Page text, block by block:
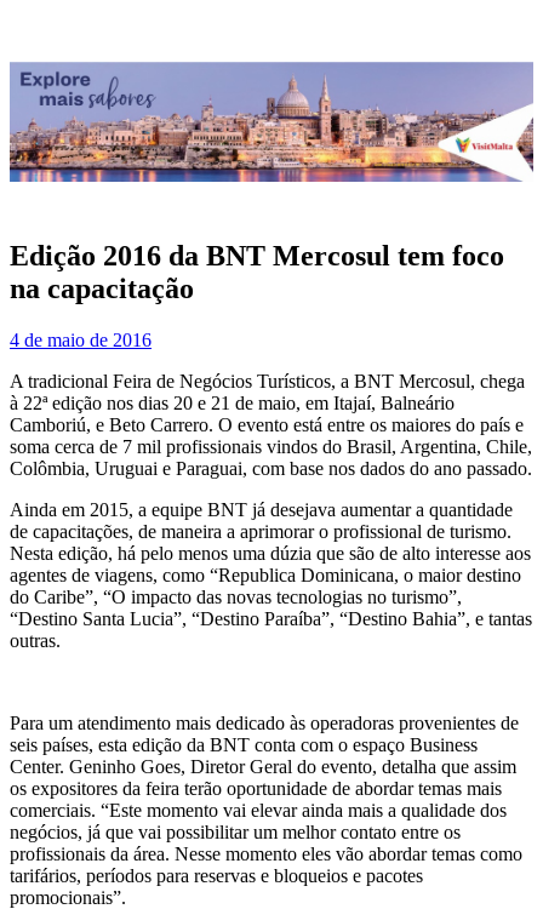
Edição 2016 da BNT Mercosul tem foco
na capacitação
4 de maio de 2016
A tradicional Feira de Negócios Turísticos, a BNT Mercosul, chega
à 22ª edição nos dias 20 e 21 de maio, em Itajaí, Balneário
Camboriú, e Beto Carrero. O evento está entre os maiores do país e
soma cerca de 7 mil profissionais vindos do Brasil, Argentina, Chile,
Colômbia, Uruguai e Paraguai, com base nos dados do ano passado.
Ainda em 2015, a equipe BNT já desejava aumentar a quantidade
de capacitações, de maneira a aprimorar o profissional de turismo.
Nesta edição, há pelo menos uma dúzia que são de alto interesse aos
agentes de viagens, como “Republica Dominicana, o maior destino
do Caribe”, “O impacto das novas tecnologias no turismo”,
“Destino Santa Lucia”, “Destino Paraíba”, “Destino Bahia”, e tantas
outras.
Para um atendimento mais dedicado às operadoras provenientes de
seis países, esta edição da BNT conta com o espaço Business
Center. Geninho Goes, Diretor Geral do evento, detalha que assim
os expositores da feira terão oportunidade de abordar temas mais
comerciais. “Este momento vai elevar ainda mais a qualidade dos
negócios, já que vai possibilitar um melhor contato entre os
profissionais da área. Nesse momento eles vão abordar temas como
tarifários, períodos para reservas e bloqueios e pacotes
promocionais”.